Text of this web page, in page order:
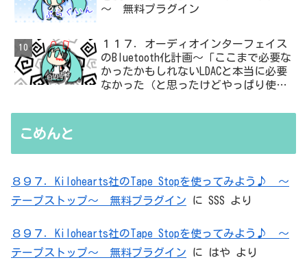
～ 無料プラグイン
１１７．オーディオインターフェイス
のBluetooth化計画～「ここまで必要な
かったかもしれないLDACと本当に必要
なかった（と思ったけどやっぱり使っ
無駄を重ねた結論はシンプルだった
こめんと
８９７．Kilohearts社のTape Stopを使ってみよう♪ ～
テープストップ～ 無料プラグイン に SSS より
８９７．Kilohearts社のTape Stopを使ってみよう♪ ～
テープストップ～ 無料プラグイン に はや より